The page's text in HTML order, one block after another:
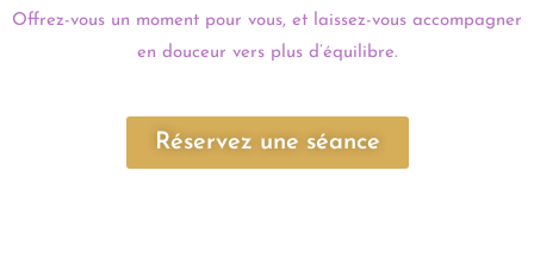
Offrez-vous un moment pour vous, et laissez-vous accompagner
en douceur vers plus d’équilibre.
Réservez une séance